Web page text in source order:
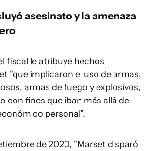
asesinato y la amenaza
fiscal le atribuye hechos
"que implicaron el uso de armas,
armas de fuego y explosivos,
con fines que iban más allá del
personal".
de 2020, "Marset disparó